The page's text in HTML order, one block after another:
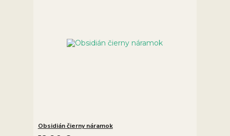
Obsidián čierny náramok